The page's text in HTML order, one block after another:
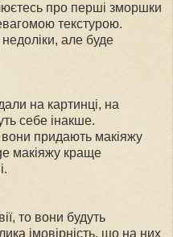
про перші зморшки
текстурою.
але буде
на картинці, на
себе інакше.
придають макіяжу
макіяжу краще
то вони будуть
імовірність, що на них